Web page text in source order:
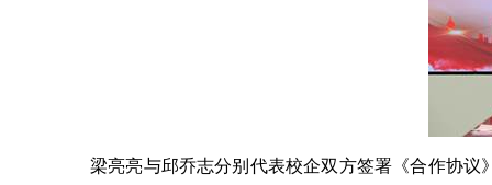
梁亮亮与邱乔志分别代表校企双方签署《合作协